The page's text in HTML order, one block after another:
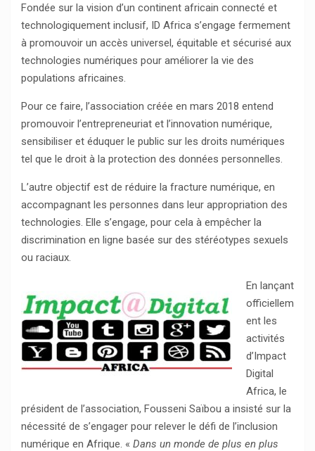
Fondée sur la vision d’un continent africain connecté et
technologiquement inclusif, ID Africa s’engage fermement
à promouvoir un accès universel, équitable et sécurisé aux
technologies numériques pour améliorer la vie des
populations africaines.
Pour ce faire, l’association créée en mars 2018 entend
promouvoir l’entrepreneuriat et l’innovation numérique,
sensibiliser et éduquer le public sur les droits numériques
tel que le droit à la protection des données personnelles.
L’autre objectif est de réduire la fracture numérique, en
accompagnant les personnes dans leur appropriation des
technologies. Elle s’engage, pour cela à empêcher la
discrimination en ligne basée sur des stéréotypes sexuels
ou raciaux.
En lançant
officiellem
ent les
activités
d’Impact
Digital
Africa, le
président de l’association, Fousseni Saïbou a insisté sur la
nécessité de s’engager pour relever le défi de l’inclusion
numérique en Afrique. « Dans un monde de plus en plus